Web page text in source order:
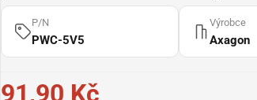
P/N
PWC-5V5
Výrobce
Axagon
91,90 Kč